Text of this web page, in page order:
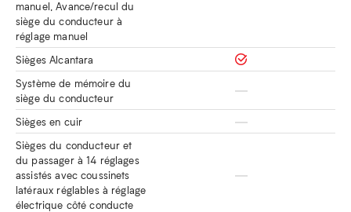
manuel, Avance/recul du
siège du conducteur à
réglage manuel
Sièges Alcantara
Système de mémoire du
siège du conducteur
Sièges en cuir
Sièges du conducteur et
du passager à 14 réglages
assistés avec coussinets
latéraux réglables à réglage
électrique côté conducte